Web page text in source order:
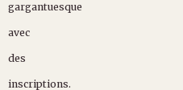
gargantuesque
avec
des
inscriptions.